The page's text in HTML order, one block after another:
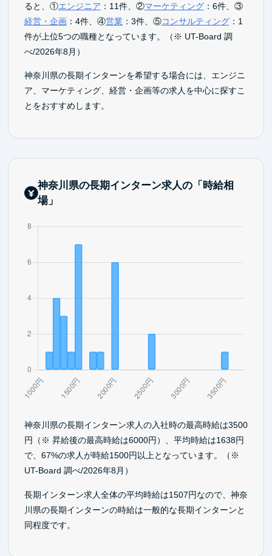
ると、①エンジニア ：11件、②マーケティング：6件、③
経営・企画：4件、④営業：3件、⑤コンサルティング：1
件が上位5つの職種となっています。（※ UT-Board 調
べ/2026年8月）
神奈川県の長期インターンを希望する場合には、エンジニ
ア、マーケティング、経営・企画等の求人を中心に探すこ
とをおすすめします。
神奈川県の長期インターン求人の「時給相
場」
神奈川県の長期インターン求人の入社時の最高時給は3500
円（※ 昇給後の最高時給は6000円）、平均時給は1638円
で、67%の求人が時給1500円以上となっています。（※
UT-Board 調べ/2026年8月）
長期インターン求人全体の平均時給は1507円なので、神奈
川県の長期インターンの時給は一般的な長期インターンと
同程度です。